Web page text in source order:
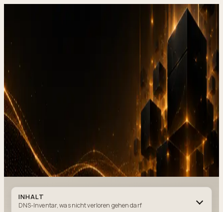
Domain-Migration und DNS,
Zero-Downtime-Cutover auf DevStudioIT Cloud 2026
Referenzen in Produktion
Domain-Migration und DNS, Zero-
Downtime-Cutover auf
Cloud 2026
4 MIN. LESEZEIT 20. JULI 2026
DevStudio.it
INHALT
DNS-Inventar, was nicht verloren gehen darf